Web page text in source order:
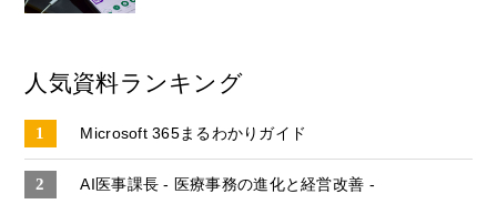
人気資料ランキング
Microsoft 365まるわかりガイド
AI医事課長 - 医療事務の進化と経営改善 -